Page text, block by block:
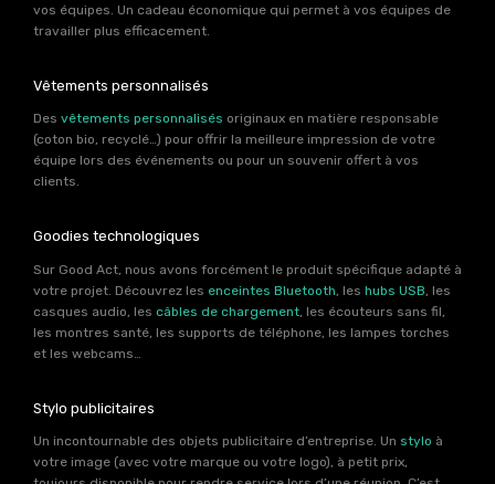
vos équipes. Un cadeau économique qui permet à vos équipes de
travailler plus efficacement.
Vêtements personnalisés
Des vêtements personnalisés originaux en matière responsable
(coton bio, recyclé…) pour offrir la meilleure impression de votre
équipe lors des événements ou pour un souvenir offert à vos
clients.
Goodies technologiques
Sur Good Act, nous avons forcément le produit spécifique adapté à
votre projet. Découvrez les enceintes Bluetooth , les hubs USB , les
casques audio, les câbles de chargement , les écouteurs sans fil,
les montres santé, les supports de téléphone, les lampes torches
et les webcams…
Stylo publicitaires
Un incontournable des objets publicitaire d’entreprise. Un stylo à
votre image (avec votre marque ou votre logo), à petit prix,